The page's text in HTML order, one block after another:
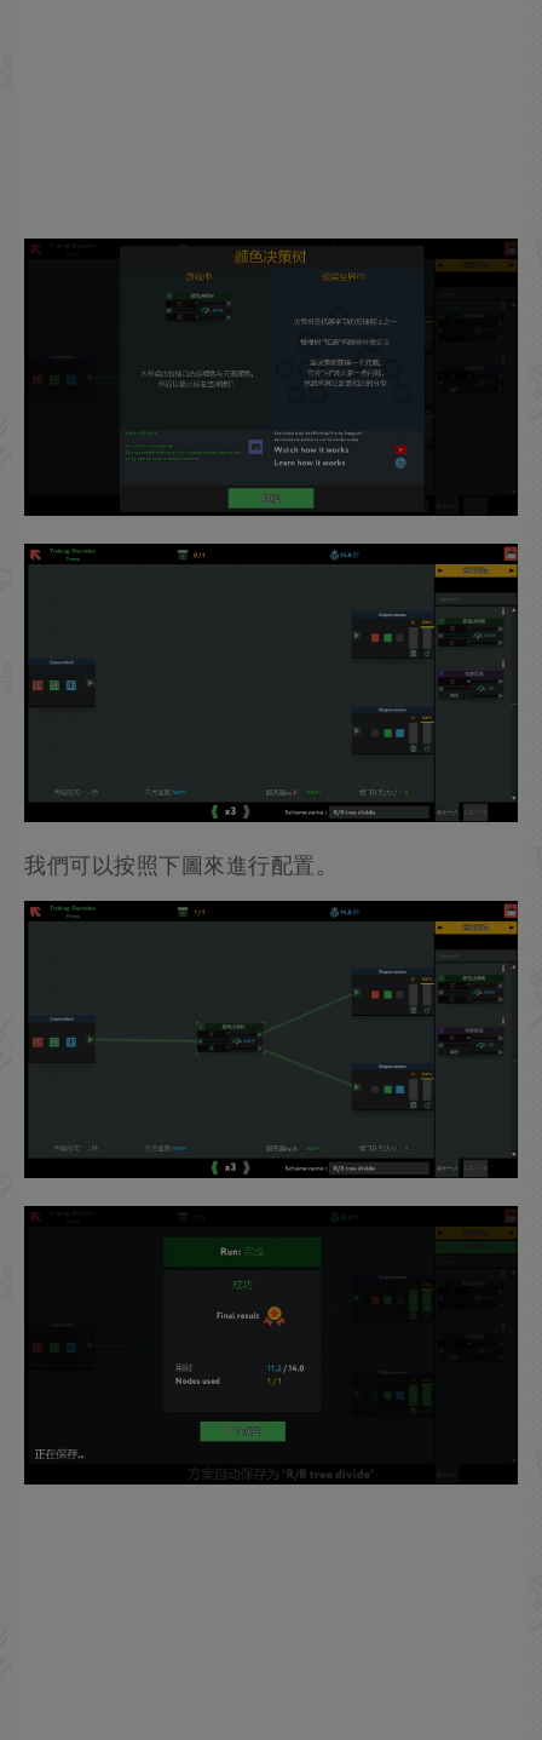
我們可以按照下圖來進行配置。